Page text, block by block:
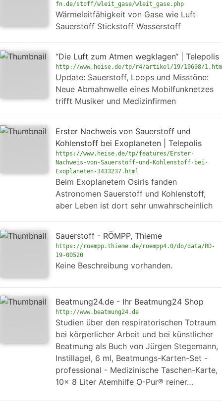
fn.de/stoff/wleit_gase/wleit_gase.php
Wärmeleitfähigkeit von Gase wie Luft
Sauerstoff Stickstoff Wasserstoff
“Die Luft zum Atmen wegklagen“ | Telepolis
http://www.heise.de/tp/r4/artikel/19/19698/
Update: Sauerstoff, Loops und Misstöne:
Neue Abmahnwelle eines Mobilfunknetzes
trifft Musiker und Medizinfirmen
Erster Nachweis von Sauerstoff und
Kohlenstoff bei Exoplaneten | Telepolis
https://www.heise.de/tp/features/Erster-
Nachweis-von-Sauerstoff-und-Kohlenstoff-bei-
Exoplaneten-3433237.html
Beim Exoplanetem Osiris fanden
Astronomen Sauerstoff und Kohlenstoff,
aber Leben ist dort sehr unwahrscheinlich
Sauerstoff - RÖMPP, Thieme
https://roempp.thieme.de/roempp4.0/do/data/RD-
19-00520
Keine Beschreibung vorhanden.
Beatmung24.de - Ihr Beatmung24 Shop
http://www.beatmung24.de
Studien über den respiratorischen Totraum
bei körperlicher Arbeit und bei künstlicher
Beatmung als Buch von Jürgen Stegemann,
Instillagel, 6 ml, Beatmungs-Karten-Set -
professional - Medizinische Taschen-Karte,
10x 8 Liter Atemhilfe O-Pur® reiner…